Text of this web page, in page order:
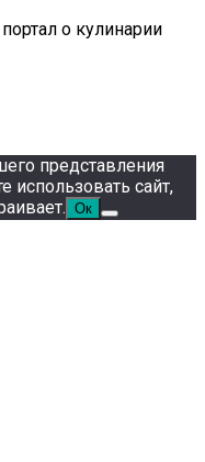
о кулинарии
представления
использовать сайт,
Ок